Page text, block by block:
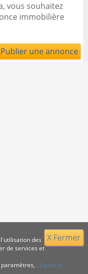
vous souhaitez
immobilière
Publier une annonce
X Fermer
des
de services et
cliquez ici